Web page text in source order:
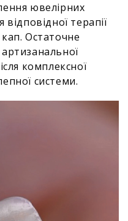
ювелірних
терапії
Остаточне
комплексної
системи.